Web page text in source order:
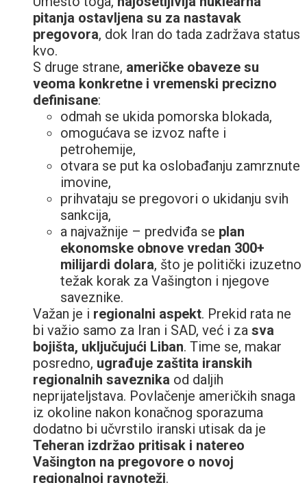
pitanja ostavljena su za nastavak
pregovora, dok Iran do tada zadržava status
kvo.
S druge strane, američke obaveze su
veoma konkretne i vremenski precizno
definisane:
odmah se ukida pomorska blokada,
omogućava se izvoz nafte i
petrohemije,
otvara se put ka oslobađanju zamrznute
imovine,
prihvataju se pregovori o ukidanju svih
sankcija,
a najvažnije – predviđa se plan
ekonomske obnove vredan 300+
milijardi dolara, što je politički izuzetno
težak korak za Vašington i njegove
saveznike.
Važan je i regionalni aspekt. Prekid rata ne
bi važio samo za Iran i SAD, već i za sva
bojišta, uključujući Liban. Time se, makar
posredno, ugrađuje zaštita iranskih
regionalnih saveznika od daljih
neprijateljstava. Povlačenje američkih snaga
iz okoline nakon konačnog sporazuma
dodatno bi učvrstilo iranski utisak da je
Teheran izdržao pritisak i natereo
Vašington na pregovore o novoj
regionalnoj ravnoteži.